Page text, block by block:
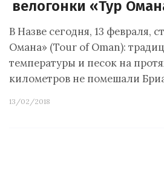
велогонки «Тур
В Назве сегодня, 13 февраля,
Омана» (Tour of Oman):
температуры и песок на
километров не помешали
13/02/2018